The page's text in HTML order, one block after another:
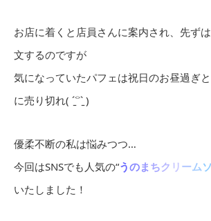
お店に着くと店員さんに案内され、先ず
文するのですが
気になっていたパフェは祝日のお昼過ぎ
に売り切れ( ˊ̱˂˃ˋ̱ )
優柔不断の私は悩みつつ…
今回はSNSでも人気の“うのまちク リ ームソ
いたしました！